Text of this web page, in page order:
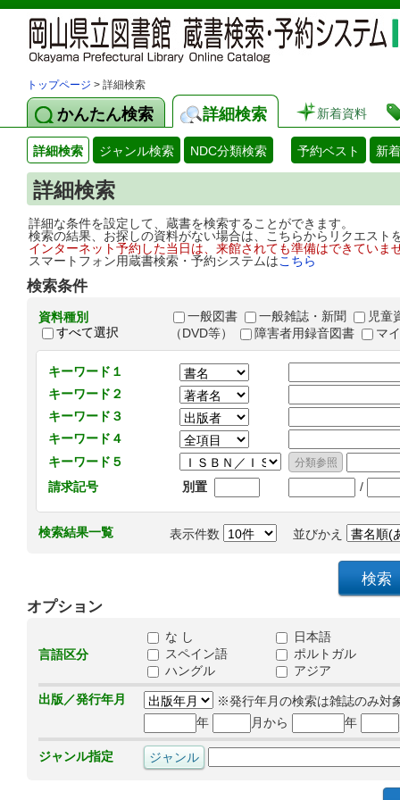
トップページ > 詳細検索
かんたん検索 詳細検索 新着資料
詳細検索 ジャンル検索 NDC分類検索 予約ベスト 新
詳細検索
詳細な条件を設定して、蔵書を検索することができます。
検索の結果、お探しの資料がない場合は、こちらからリクエス
インターネット予約した当日は、来館されても準備はできてい
スマートフォン用蔵書検索・予約システムはこちら
検索条件
資料種別
すべて選択
一般図書 一般雑誌・新聞
児童
（DVD等）
障害者用録音図書 マ
キーワード１
キーワード２
キーワード３
キーワード４
キーワード５
請求記号
別置 /
検索結果一覧 表示件数 並びかえ
オプション
言語区分
な し
日本語
スペイン語
ポルトガル
ハングル
アジア
出版／発行年月
※発行年月の検索は雑誌のみ対
年
月から 年
ジャンル指定